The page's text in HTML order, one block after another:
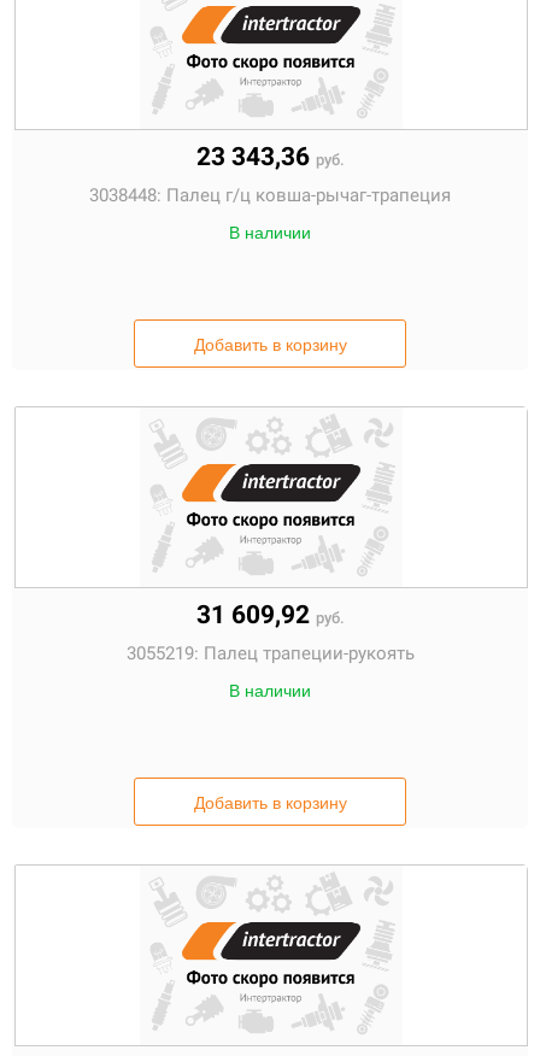
23 343,36 руб.
3038448: Палец г/ц ковша-рычаг-трапеция
В наличии
Добавить в корзину
31 609,92 руб.
3055219: Палец трапеции-рукоять
В наличии
Добавить в корзину